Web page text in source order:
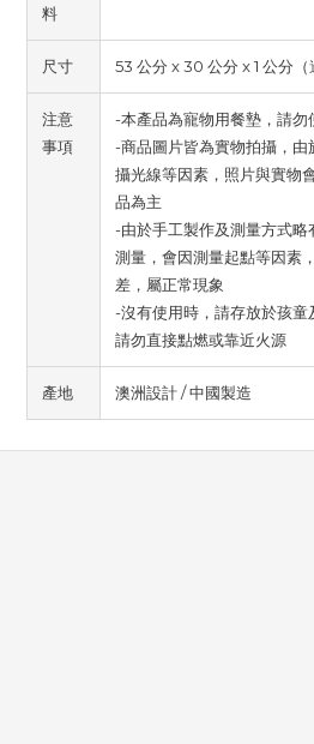
料
尺寸 53 公分 x 30 公分 x 1 公分（
注意
事項
-本產品為寵物用餐墊，請
-商品圖片皆為實物拍攝，
攝光線等因素，照片與實物
品為主
-由於手工製作及測量方式
測量，會因測量起點等因素
差，屬正常現象
-沒有使用時，請存放於孩
請勿直接點燃或靠近火源
產地 澳洲設計 / 中國製造